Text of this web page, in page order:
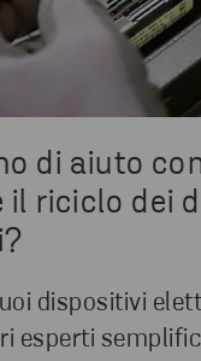
di aiuto
il riciclo dei
dispositivi
esperti